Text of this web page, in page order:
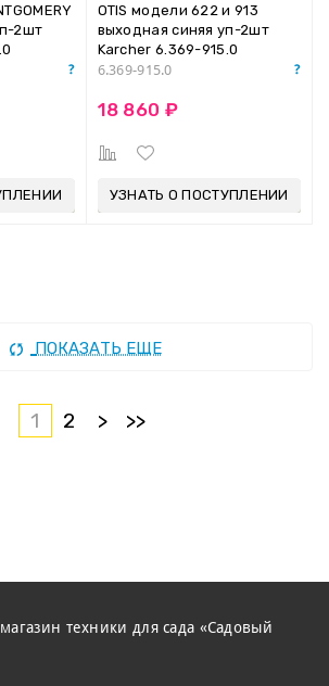
2шт
OTIS модели 622 и 913
выходная синяя уп-2шт
Karcher 6.369-915.0
6.369-915.0
18 860 ₽
УЗНАТЬ О ПОСТУПЛЕНИИ
ПОКАЗАТЬ ЕЩЕ
1 2 > >>
техники для сада «Садовый